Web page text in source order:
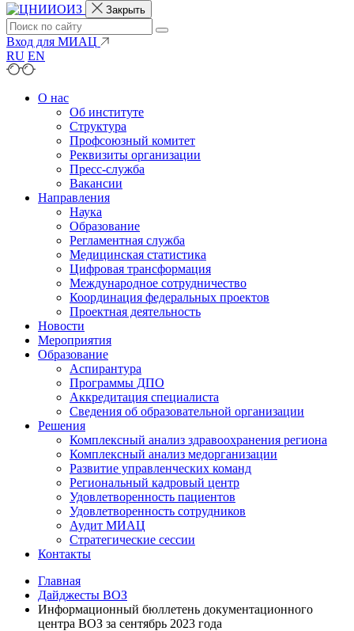
Закрыть
Вход для МИАЦ
RU EN
О нас
Об институте
Структура
Профсоюзный комитет
Реквизиты организации
Пресс-служба
Вакансии
Направления
Наука
Образование
Регламентная служба
Медицинская статистика
Цифровая трансформация
Международное сотрудничество
Координация федеральных проектов
Проектная деятельность
Новости
Мероприятия
Образование
Аспирантура
Программы ДПО
Аккредитация специалиста
Сведения об образовательной организации
Решения
Комплексный анализ здравоохранения региона
Комплексный анализ медорганизации
Развитие управленческих команд
Региональный кадровый центр
Удовлетворенность пациентов
Удовлетворенность сотрудников
Аудит МИАЦ
Стратегические сессии
Контакты
Главная
Дайджесты ВОЗ
Информационный бюллетень документационного
центра ВОЗ за сентябрь 2023 года